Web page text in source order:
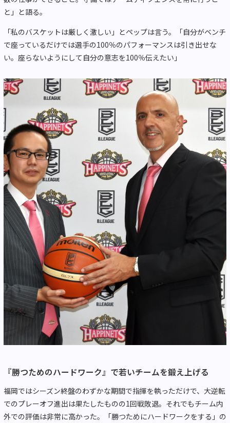
と」と語る。
「私のバスケットは厳しく激しい」とペップは言う。「自分がベンチ
で座っているだけでは選手の100％のパフォーマンスは引き出せな
い。座らないようにして自分の意志を100％伝えたい」
『勝つためのハードワーク』で若いチームを鍛え上げる
福岡ではシーズン終盤のわずかな期間で指揮を執っただけで、大逆転
でのプレーオフ進出は果たしたものの1回戦敗退。それでもチーム内
外での評価は非常に高かった。「勝つためにハードワークをする」の